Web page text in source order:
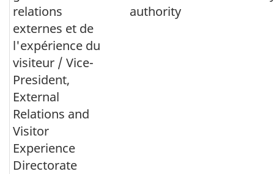
relations
externes et de
l'expérience du
visiteur / Vice-
President,
External
Relations and
Visitor
Experience
Directorate
authority